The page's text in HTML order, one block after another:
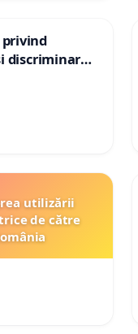
privind
de
„Gorici”
utilizării
de către